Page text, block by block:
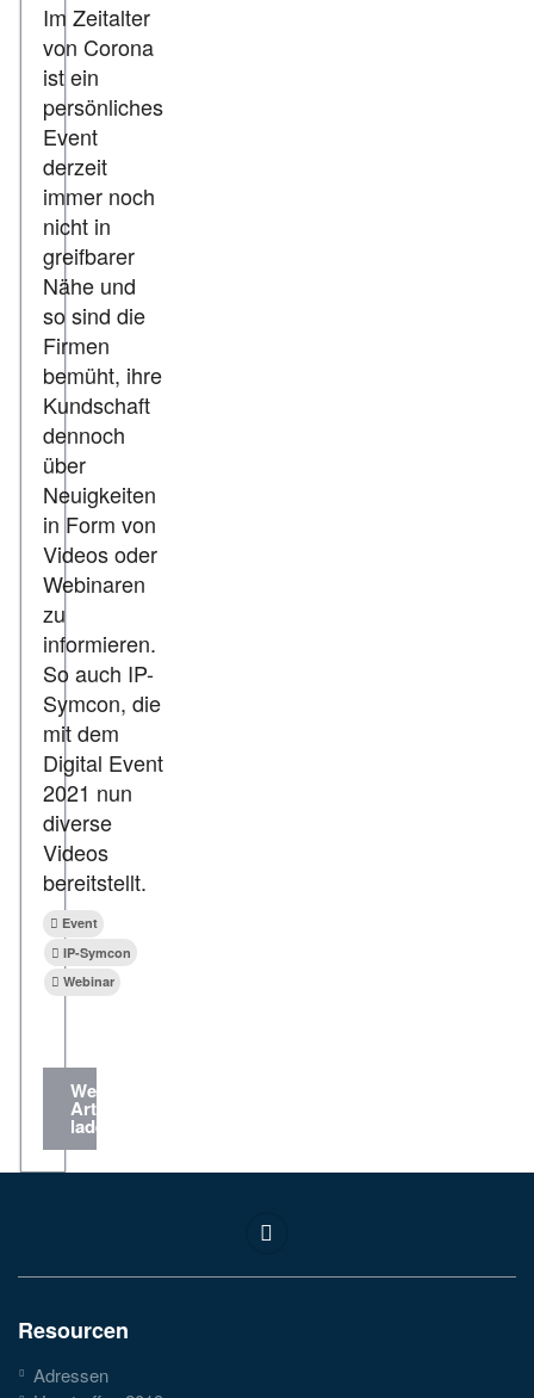
Im Zeitalter
von Corona
ist ein
persönliches
Event
derzeit
immer noch
nicht in
greifbarer
Nähe und
so sind die
Firmen
bemüht, ihre
Kundschaft
dennoch
über
Neuigkeiten
in Form von
Videos oder
Webinaren
zu
informieren.
So auch IP-
Symcon, die
mit dem
Digital Event
2021 nun
diverse
Videos
bereitstellt.
Event
IP-Symcon
Webinar
Weitere
Artikel
laden...
Resourcen
Adressen